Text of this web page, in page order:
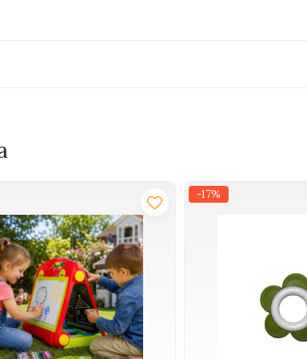
pasionati de masini RC. Peste 700 de clienti
ei.
-17%